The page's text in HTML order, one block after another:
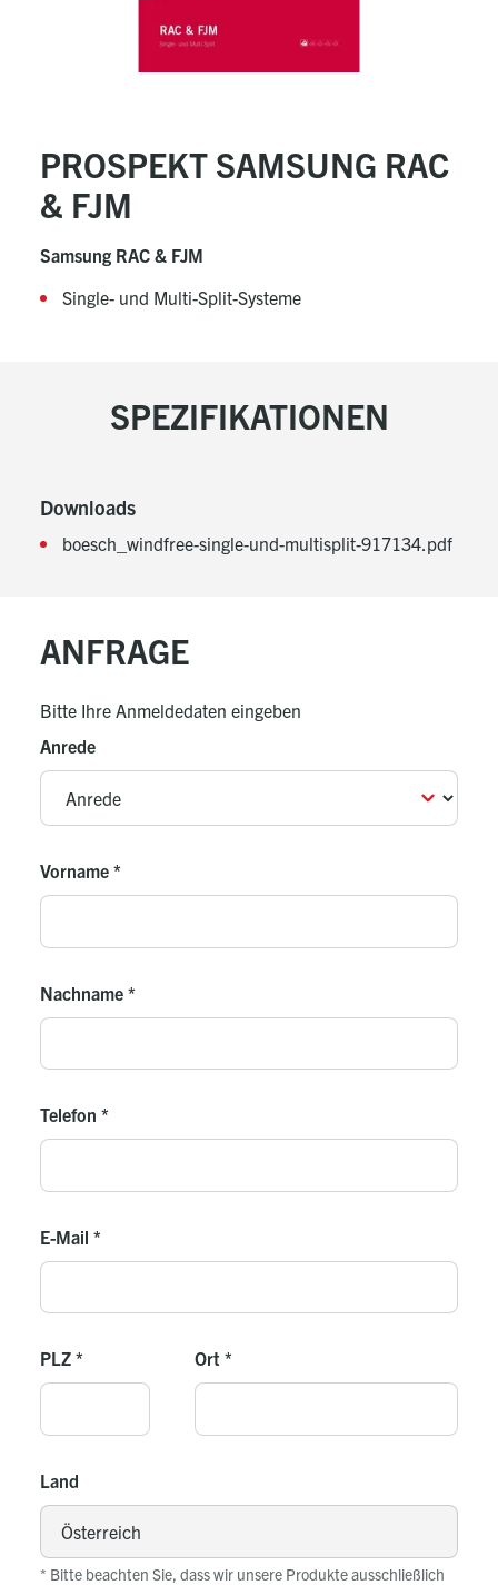
PROSPEKT SAMSUNG RAC
& FJM
Samsung RAC & FJM
Single- und Multi-Split-Systeme
SPEZIFIKATIONEN
Downloads
boesch_windfree-single-und-multisplit-917134.pdf
ANFRAGE
Bitte Ihre Anmeldedaten eingeben
Anrede
Vorname *
Nachname *
Telefon *
E-Mail *
PLZ * Ort *
Land
* Bitte beachten Sie, dass wir unsere Produkte ausschließlich